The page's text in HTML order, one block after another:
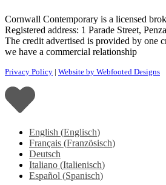
Cornwall Contemporary is a licensed
Registered address: 1 Parade Street,
The credit advertised is provided by one
we have a commercial relationship
Privacy Policy | Website by Webfooted Designs
English (Englisch)
Français (Französisch)
Deutsch
Italiano (Italienisch)
Español (Spanisch)